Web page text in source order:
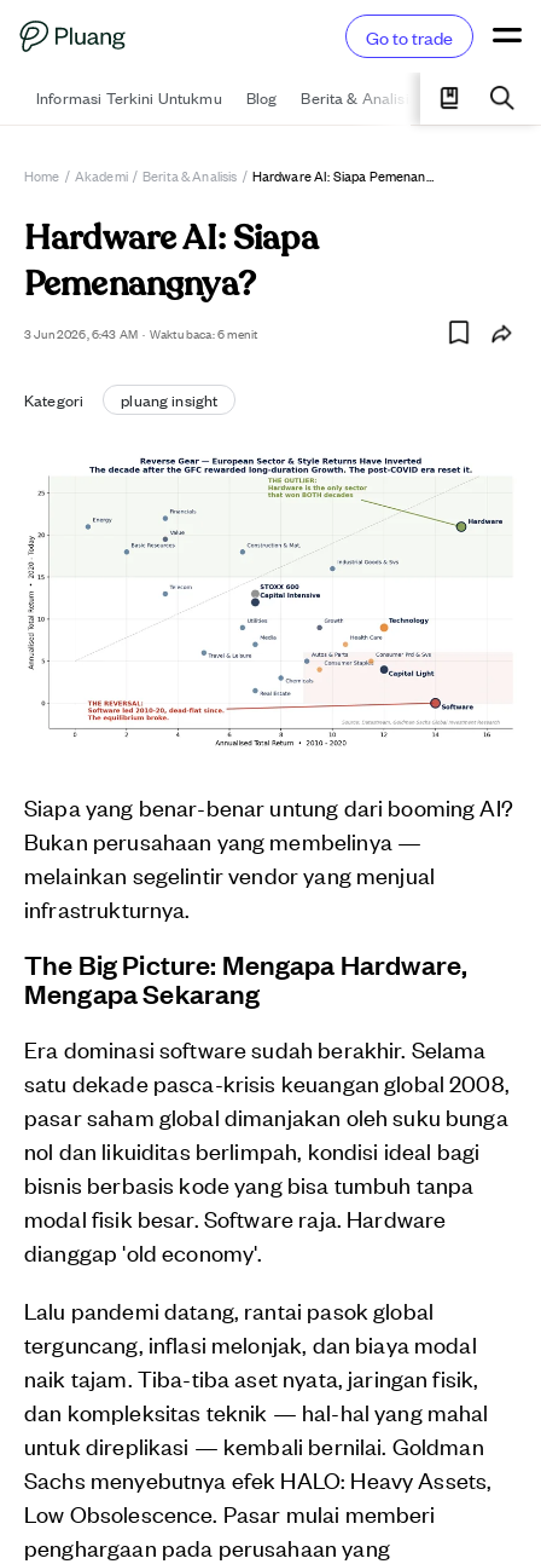
Go to trade
Informasi Terkini Untukmu Blog Berita & Analisis Pelajari
Home / Akademi / Berita & Analisis / Hardware AI: Siapa Pemenangnya?
Hardware AI: Siapa
Pemenangnya?
3 Jun 2026, 6:43 AM · Waktu baca: 6 menit
Kategori pluang insight
Siapa yang benar-benar untung dari booming AI?
Bukan perusahaan yang membelinya —
melainkan segelintir vendor yang menjual
infrastrukturnya.
The Big Picture: Mengapa Hardware,
Mengapa Sekarang
Era dominasi software sudah berakhir. Selama
satu dekade pasca-krisis keuangan global 2008,
pasar saham global dimanjakan oleh suku bunga
nol dan likuiditas berlimpah, kondisi ideal bagi
bisnis berbasis kode yang bisa tumbuh tanpa
modal fisik besar. Software raja. Hardware
dianggap 'old economy'.
Lalu pandemi datang, rantai pasok global
terguncang, inflasi melonjak, dan biaya modal
naik tajam. Tiba-tiba aset nyata, jaringan fisik,
dan kompleksitas teknik — hal-hal yang mahal
untuk direplikasi — kembali bernilai. Goldman
Sachs menyebutnya efek HALO: Heavy Assets,
Low Obsolescence. Pasar mulai memberi
penghargaan pada perusahaan yang